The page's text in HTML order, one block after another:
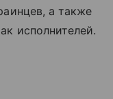
а также
исполнителей.